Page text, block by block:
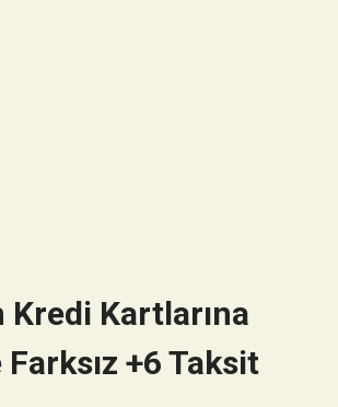
Kredi Kartlarına
Farksız +6 Taksit